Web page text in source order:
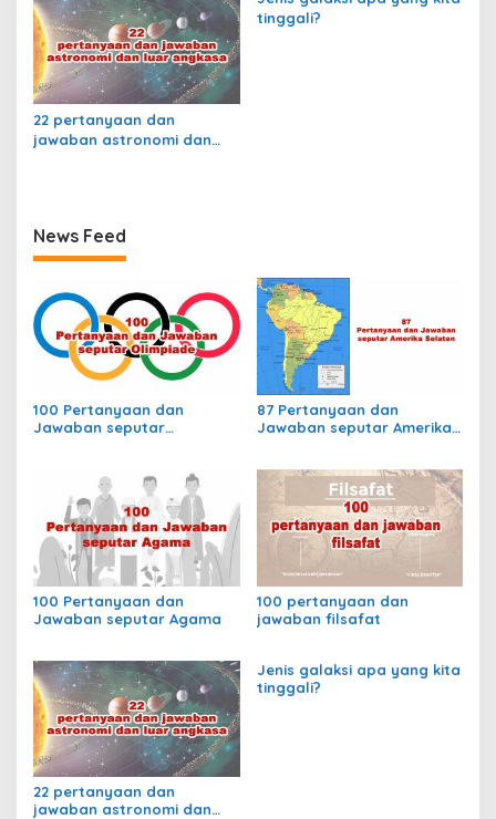
22 pertanyaan dan
jawaban astronomi dan
tinggali?
News Feed
100 Pertanyaan dan
Jawaban seputar
87 Pertanyaan dan
Jawaban seputar Amerika
100 Pertanyaan dan
Jawaban seputar Agama
100 pertanyaan dan
jawaban filsafat
22 pertanyaan dan
jawaban astronomi dan
Jenis galaksi apa yang kita
tinggali?